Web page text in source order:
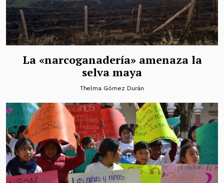
La «narcoganadería» amenaza la
selva maya
Thelma Gómez Durán